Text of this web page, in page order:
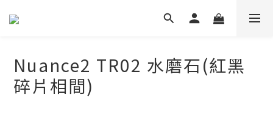
Nuance2 TR02 水磨石(紅黑
碎片相間)